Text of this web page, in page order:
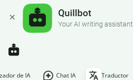
Quillbot
Your AI writing assistant
de IA Chat IA Traductor